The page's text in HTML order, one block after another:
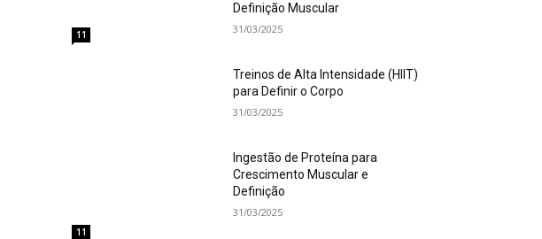
11
11
Definição Muscular
31/03/2025
Treinos de Alta Intensidade (HIIT)
para Definir o Corpo
31/03/2025
Ingestão de Proteína para
Crescimento Muscular e
Definição
31/03/2025